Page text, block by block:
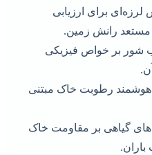
برای ارزیابی
مستعد رانش زمین.
شور بر خواص فیزیکی
رطوبت خاک مبتنی
گیاهی بر مقاومت خاک